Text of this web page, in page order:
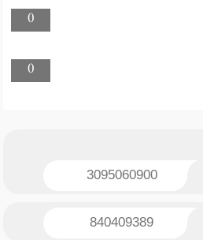
0
0
3095060900
840409389